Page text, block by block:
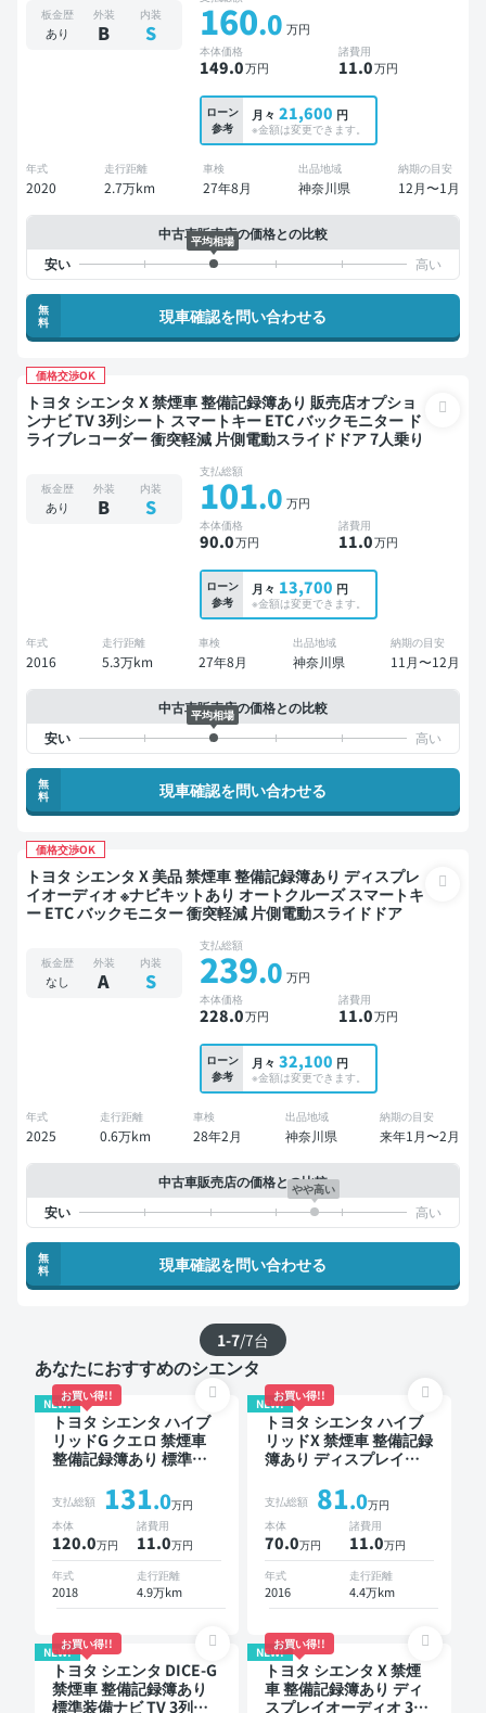
板金歴
あり
外装
B
内装
S 160.0 万円
本体価格
149.0万円
諸費用
11.0万円
ローン
参考
月々 21,600 円
※金額は変更できます。
年式
2020
走行距離
2.7万km
車検
27年8月
出品地域
神奈川県
納期の目安
12月〜1月
中古車販売店の価格との比較
平均相場
無
料
現車確認を問い合わせる
価格交渉OK
トヨタ シエンタ X 禁煙車 整備記録簿あり 販売店オプショ
ンナビ TV 3列シート スマートキー ETC バックモニター ド
ライブレコーダー 衝突軽減 片側電動スライドドア 7人乗り
板金歴
あり
外装
B
内装
S
支払総額
101.0 万円
本体価格
90.0万円
諸費用
11.0万円
ローン
参考
月々 13,700 円
※金額は変更できます。
年式
2016
走行距離
5.3万km
車検
27年8月
出品地域
神奈川県
納期の目安
11月〜12月
中古車販売店の価格との比較
平均相場
無
料
現車確認を問い合わせる
価格交渉OK
トヨタ シエンタ X 美品 禁煙車 整備記録簿あり ディスプレ
イオーディオ ※ナビキットあり オートクルーズ スマートキ
ー ETC バックモニター 衝突軽減 片側電動スライドドア
板金歴
なし
外装
A
内装
S
支払総額
239.0 万円
本体価格
228.0万円
諸費用
11.0万円
ローン
参考
月々 32,100 円
※金額は変更できます。
年式
2025
走行距離
0.6万km
車検
28年2月
出品地域
神奈川県
納期の目安
来年1月〜2月
中古車販売店の価格との比較
やや高い
無
料
現車確認を問い合わせる
1-7/7台
あなたにおすすめのシエンタ
NEW!
お買い得!!
トヨタ シエンタ ハイブ
リッドG クエロ 禁煙車
整備記録簿あり 標準装
ETC バックモニター ド
ライブレコーダー 衝突
軽減 両側電動スライド
ドア
支払総額 131.0万円
本体
120.0万円
諸費用
11.0万円
年式
2018
走行距離
4.9万km
NEW!
お買い得!!
トヨタ シエンタ ハイブ
リッドX 禁煙車 整備記録
簿あり ディスプレイオ
り TV 3列シート スマー
トキー ETC ドライブレ
コーダー 片側電動スラ
イドドア 7人乗り
支払総額 81.0万円
本体
70.0万円
諸費用
11.0万円
年式
2016
走行距離
4.4万km
NEW!
お買い得!!
トヨタ シエンタ DICE-G
禁煙車 整備記録簿あり
標準装備ナビ TV 3列シ
NEW!
お買い得!!
トヨタ シエンタ X 禁煙
車 整備記録簿あり ディ
スプレイオーディオ 3列